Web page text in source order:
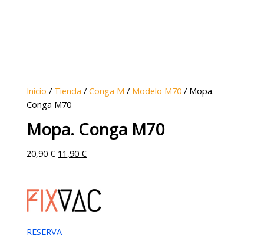
Inicio / Tienda /Conga M / Modelo M70 / Mopa.
Conga M70
Mopa. Conga M70
20,90€ 11,90€
RESERVA